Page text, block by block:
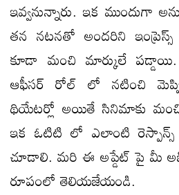
ఇవ్వనున్నారు. ఇక ముందుగా
తన నటనతో అందరిని ఇంప్రెస్స్
కూడా మంచి మార్కులే
ఆఫీసర్ రోల్ లో నటించి
థియేటర్లో అయితే సినిమాకు
ఇక ఓటిటి లో ఎలాంటి రెస్పాన్స్
చూడాలి. మరి ఈ అప్డేట్ పై మీ
రూపంలో తెలియజేయండి.